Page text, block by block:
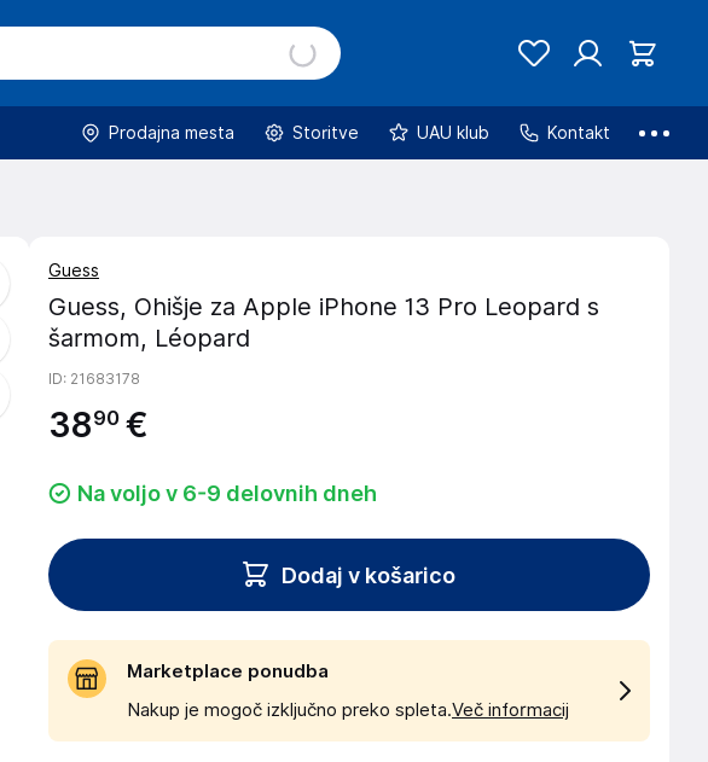
Prodajna mesta Storitve UAU klub Kontakt
Guess
Guess, Ohišje za Apple iPhone 13 Pro Leopard s
šarmom, Léopard
ID: 21683178
3890 €
Na voljo v 6-9 delovnih dneh
Dodaj v košarico
Marketplace ponudba
Nakup je mogoč izključno preko spleta.Več informacij